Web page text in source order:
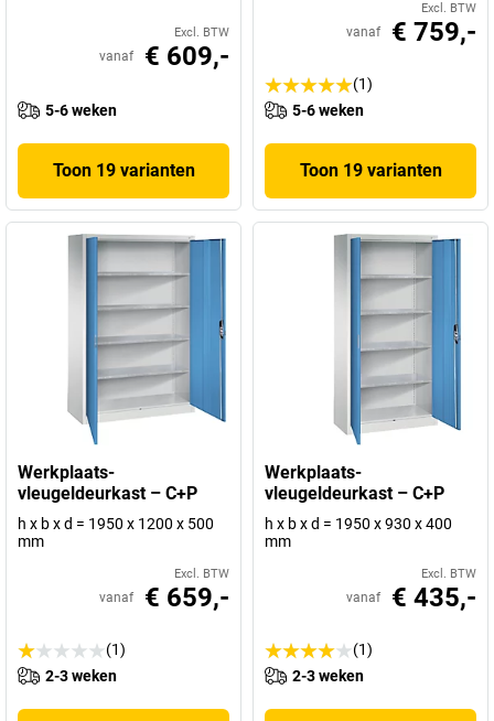
Excl. BTW
vanaf € 609,-
5-6 weken
Toon 19 varianten
Excl. BTW
vanaf € 759,-
(1)
5-6 weken
Toon 19 varianten
Werkplaats-
vleugeldeurkast – C+P
h x b x d = 1950 x 1200 x 500
mm
Excl. BTW
vanaf € 659,-
(1)
2-3 weken
Werkplaats-
vleugeldeurkast – C+P
h x b x d = 1950 x 930 x 400
mm
Excl. BTW
vanaf € 435,-
(1)
2-3 weken